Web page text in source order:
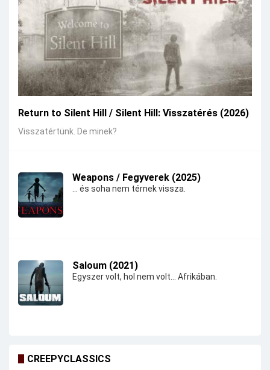
Return to Silent Hill / Silent Hill: Visszatérés (2026)
Visszatértünk. De minek?
Weapons / Fegyverek (2025)
... és soha nem térnek vissza.
Saloum (2021)
Egyszer volt, hol nem volt... Afrikában.
CREEPYCLASSICS